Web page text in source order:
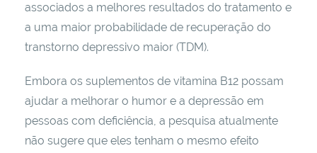
associados a melhores resultados do tratamento e
a uma maior probabilidade de recuperação do
transtorno depressivo maior (TDM).
Embora os suplementos de vitamina B12 possam
ajudar a melhorar o humor e a depressão em
pessoas com deficiência, a pesquisa atualmente
não sugere que eles tenham o mesmo efeito